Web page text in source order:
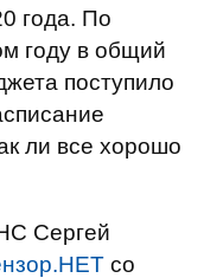
года. По
году в общий
поступило
ли все хорошо
Сергей
со